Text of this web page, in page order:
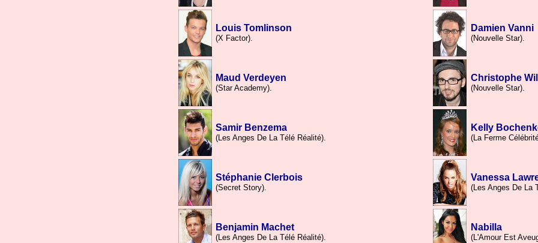
Louis Tomlinson
(X Factor).
Damien Vanni
(Nouvelle Star).
Maud Verdeyen
(Star Academy).
Christophe
(Nouvelle Star).
Samir Benzema
(Les Anges De La Télé Réalité).
Kelly
(La Ferme
Stéphanie Clerbois
(Secret Story).
Vanessa
(Les Anges De La
Benjamin Machet
(Les Anges De La Télé Réalité).
Nabilla
(L'Amour Est